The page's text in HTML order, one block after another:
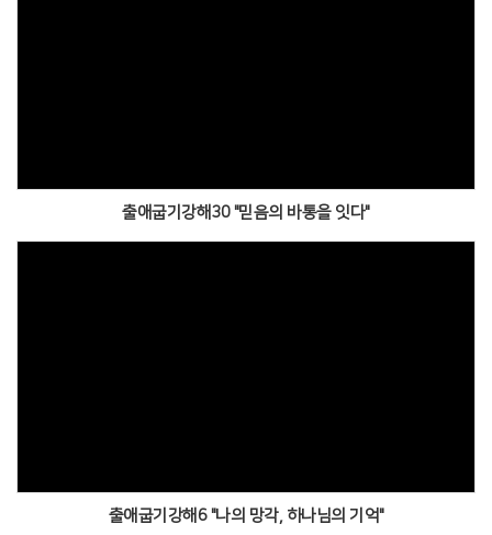
출애굽기강해30 "믿음의 바통을 잇다"
출애굽기강해6 "나의 망각, 하나님의 기억"